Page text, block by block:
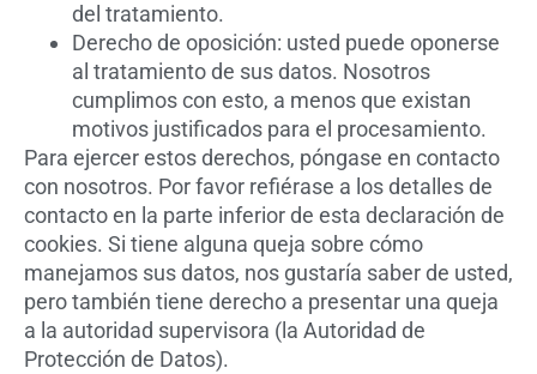
del tratamiento.
Derecho de oposición: usted puede oponerse
al tratamiento de sus datos. Nosotros
cumplimos con esto, a menos que existan
motivos justificados para el procesamiento.
Para ejercer estos derechos, póngase en contacto
con nosotros. Por favor refiérase a los detalles de
contacto en la parte inferior de esta declaración de
cookies. Si tiene alguna queja sobre cómo
manejamos sus datos, nos gustaría saber de usted,
pero también tiene derecho a presentar una queja
a la autoridad supervisora (la Autoridad de
Protección de Datos).